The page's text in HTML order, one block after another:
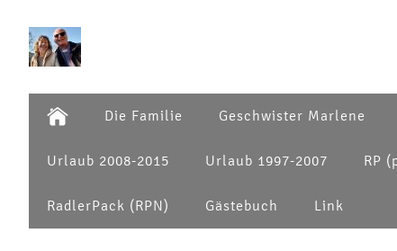
Die Familie Geschwister Marlene
Urlaub 2008-2015 Urlaub 1997-2007 RP
RadlerPack (RPN) Gästebuch Link